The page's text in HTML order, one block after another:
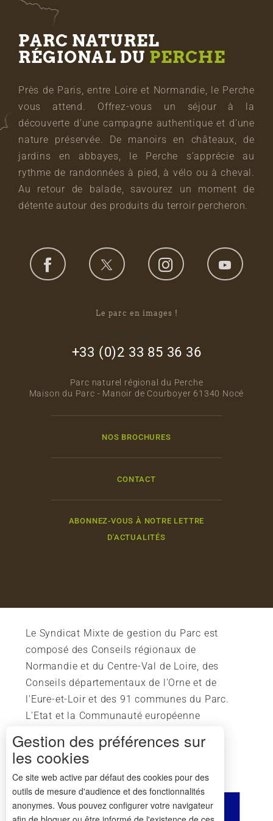
PARC NATUREL
RÉGIONAL DU PERCHE
Près de Paris, entre Loire et Normandie, le Perche
vous attend. Offrez-vous un séjour à la
découverte d’une campagne authentique et d’une
nature préservée. De manoirs en châteaux, de
jardins en abbayes, le Perche s’apprécie au
rythme de randonnées à pied, à vélo ou à cheval.
Au retour de balade, savourez un moment de
détente autour des produits du terroir percheron.
Le parc en images !
+33 (0)2 33 85 36 36
Parc naturel régional du Perche
Maison du Parc - Manoir de Courboyer 61340 Nocé
NOS BROCHURES
CONTACT
ABONNEZ-VOUS À NOTRE LETTRE
D'ACTUALITÉS
Le Syndicat Mixte de gestion du Parc est
composé des Conseils régionaux de
Normandie et du Centre-Val de Loire, des
Conseils départementaux de l'Orne et de
l'Eure-et-Loir et des 91 communes du Parc.
L'Etat et la Communauté européenne
Gestion des préférences sur
les cookies
Ce site web active par défaut des cookies pour des
outils de mesure d'audience et des fonctionnalités
anonymes. Vous pouvez configurer votre navigateur